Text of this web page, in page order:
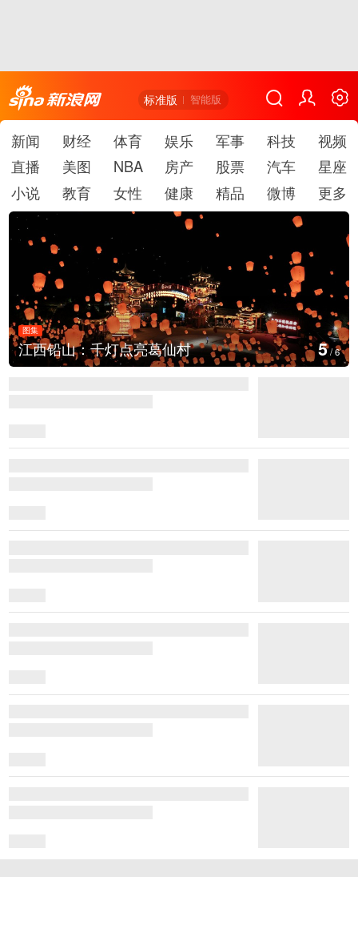
标准版 智能版
新闻 财经 体育 娱乐 军事 科技
视频
直播
美图 NBA 房产 股票 汽车
星座
小说
教育 女性 健康 精品 微博 更多
图集
上海：七彩稻田画迎最佳观赏期 6/6